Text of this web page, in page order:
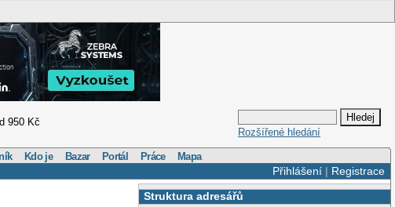
950 Kč
Rozšířené hledání
Kdo je Bazar Portál Práce Mapa
Přihlášení| Registrace
Struktura adresářů